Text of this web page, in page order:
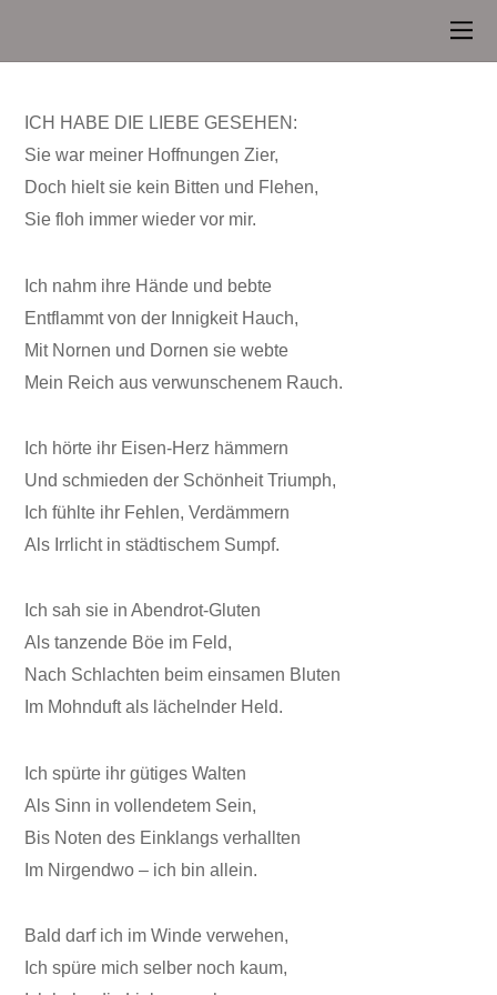
ICH HABE DIE LIEBE GESEHEN:
Sie war meiner Hoffnungen Zier,
Doch hielt sie kein Bitten und Flehen,
Sie floh immer wieder vor mir.
Ich nahm ihre Hände und bebte
Entflammt von der Innigkeit Hauch,
Mit Nornen und Dornen sie webte
Mein Reich aus verwunschenem Rauch.
Ich hörte ihr Eisen-Herz hämmern
Und schmieden der Schönheit Triumph,
Ich fühlte ihr Fehlen, Verdämmern
Als Irrlicht in städtischem Sumpf.
Ich sah sie in Abendrot-Gluten
Als tanzende Böe im Feld,
Nach Schlachten beim einsamen Bluten
Im Mohnduft als lächelnder Held.
Ich spürte ihr gütiges Walten
Als Sinn in vollendetem Sein,
Bis Noten des Einklangs verhallten
Im Nirgendwo – ich bin allein.
Bald darf ich im Winde verwehen,
Ich spüre mich selber noch kaum,